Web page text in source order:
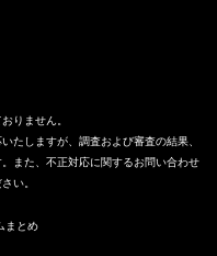
りません。
たしますが、調査および審査の結果、
また、不正対応に関するお問い合わせ
い。
まとめ